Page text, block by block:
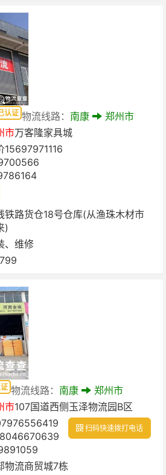
认证 物流线路： 南康
郑州市
市万客隆家具城
15697971116
铁路货仓18号仓库(从渔珠木材市
)
、维修
物流线路： 南康
郑州市
市107国道西侧玉泽物流园B区
扫码快速拨打电话
物流商贸城7栋